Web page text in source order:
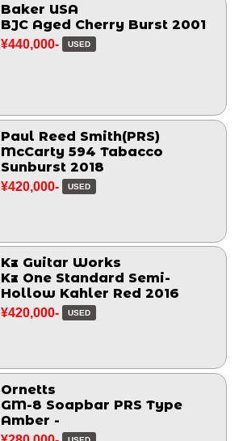
Baker USA
BJC Aged Cherry Burst 2001
¥440,000- USED
Paul Reed Smith(PRS)
McCarty 594 Tabacco
Sunburst 2018
¥420,000- USED
Kz Guitar Works
Kz One Standard Semi-
Hollow Kahler Red 2016
¥420,000- USED
Ornetts
GM-8 Soapbar PRS Type
Amber -